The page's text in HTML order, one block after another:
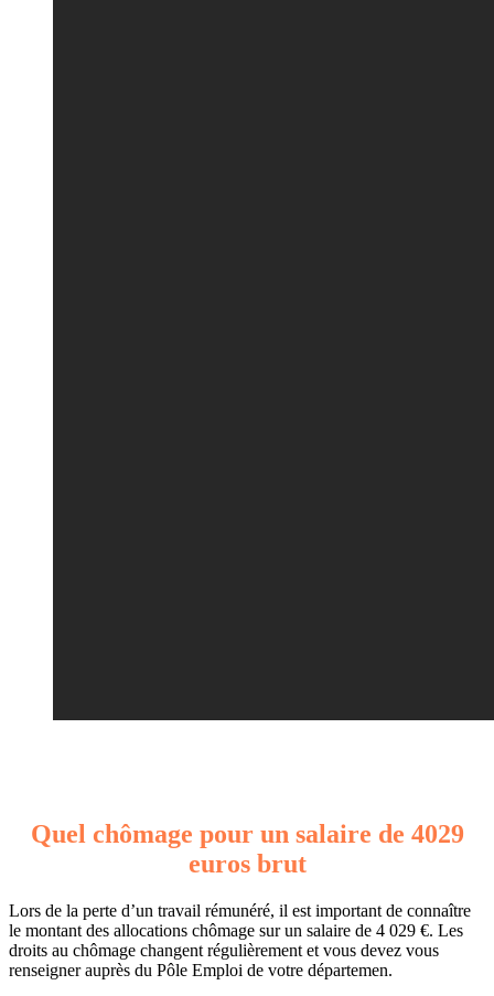
Quel chômage pour un salaire de 4029
euros brut
Lors de la perte d’un travail rémunéré, il est important de connaître
le montant des allocations chômage sur un salaire de 4 029 €. Les
droits au chômage changent régulièrement et vous devez vous
renseigner auprès du Pôle Emploi de votre départemen.